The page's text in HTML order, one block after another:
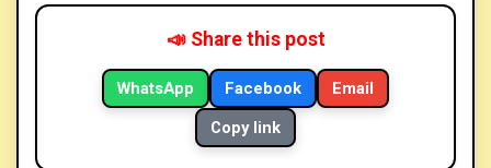
📣 Share this post
WhatsApp Facebook
Email
Copy link